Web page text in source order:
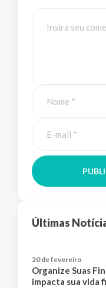
Últimas
20 de fevereiro
Organize Suas
impacta sua vida